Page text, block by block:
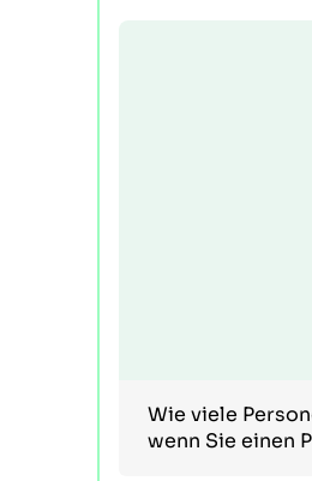
Wie viele
wenn Sie einen